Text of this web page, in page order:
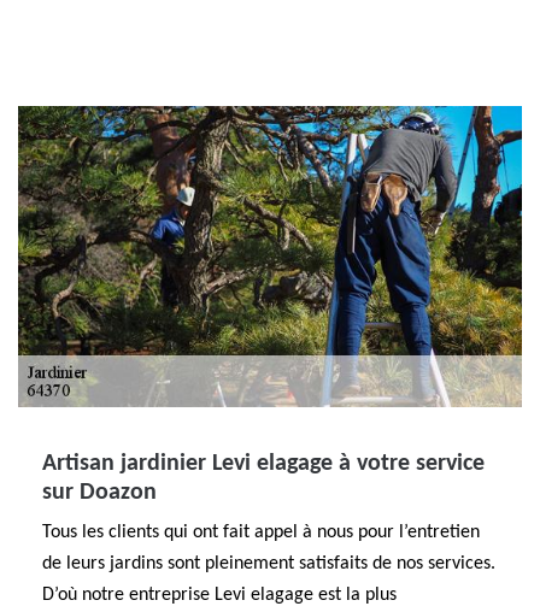
Artisan jardinier Levi elagage à votre service
sur Doazon
Tous les clients qui ont fait appel à nous pour l’entretien
de leurs jardins sont pleinement satisfaits de nos services.
D’où notre entreprise Levi elagage est la plus